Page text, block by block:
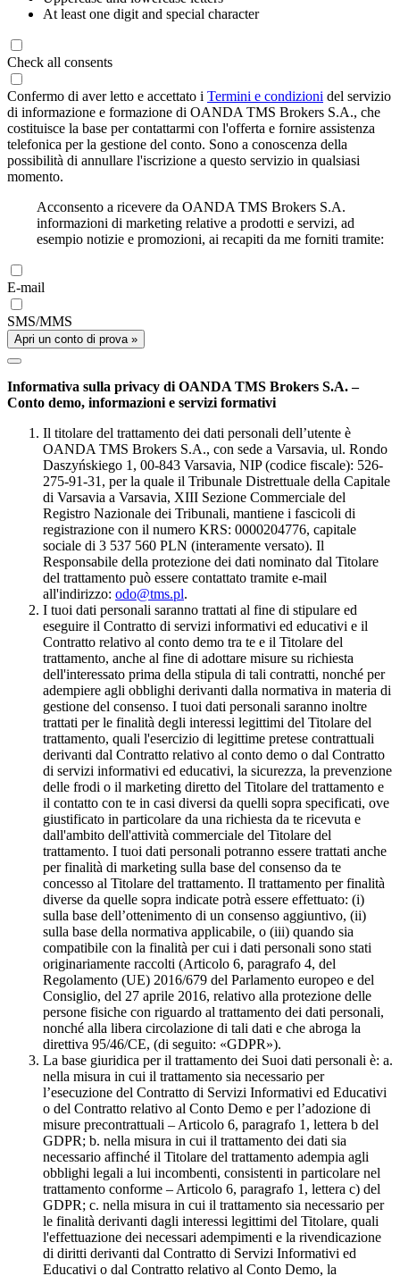
At least one digit and special character
Check all consents
Confermo di aver letto e accettato i Termini e condizioni del servizio
di informazione e formazione di OANDA TMS Brokers S.A., che
costituisce la base per contattarmi con l'offerta e fornire assistenza
telefonica per la gestione del conto. Sono a conoscenza della
possibilità di annullare l'iscrizione a questo servizio in qualsiasi
momento.
Acconsento a ricevere da OANDA TMS Brokers S.A.
informazioni di marketing relative a prodotti e servizi, ad
esempio notizie e promozioni, ai recapiti da me forniti tramite:
E-mail
SMS/MMS
Apri un conto di prova »
Informativa sulla privacy di OANDA TMS Brokers S.A. –
Conto demo, informazioni e servizi formativi
Il titolare del trattamento dei dati personali dell’utente è
OANDA TMS Brokers S.A., con sede a Varsavia, ul. Rondo
Daszyńskiego 1, 00-843 Varsavia, NIP (codice fiscale): 526-
275-91-31, per la quale il Tribunale Distrettuale della Capitale
di Varsavia a Varsavia, XIII Sezione Commerciale del
Registro Nazionale dei Tribunali, mantiene i fascicoli di
registrazione con il numero KRS: 0000204776, capitale
sociale di 3 537 560 PLN (interamente versato). Il
Responsabile della protezione dei dati nominato dal Titolare
del trattamento può essere contattato tramite e-mail
all'indirizzo: odo@tms.pl.
I tuoi dati personali saranno trattati al fine di stipulare ed
eseguire il Contratto di servizi informativi ed educativi e il
Contratto relativo al conto demo tra te e il Titolare del
trattamento, anche al fine di adottare misure su richiesta
dell'interessato prima della stipula di tali contratti, nonché per
adempiere agli obblighi derivanti dalla normativa in materia di
gestione del consenso. I tuoi dati personali saranno inoltre
trattati per le finalità degli interessi legittimi del Titolare del
trattamento, quali l'esercizio di legittime pretese contrattuali
derivanti dal Contratto relativo al conto demo o dal Contratto
di servizi informativi ed educativi, la sicurezza, la prevenzione
delle frodi o il marketing diretto del Titolare del trattamento e
il contatto con te in casi diversi da quelli sopra specificati, ove
giustificato in particolare da una richiesta da te ricevuta e
dall'ambito dell'attività commerciale del Titolare del
trattamento. I tuoi dati personali potranno essere trattati anche
per finalità di marketing sulla base del consenso da te
concesso al Titolare del trattamento. Il trattamento per finalità
diverse da quelle sopra indicate potrà essere effettuato: (i)
sulla base dell’ottenimento di un consenso aggiuntivo, (ii)
sulla base della normativa applicabile, o (iii) quando sia
compatibile con la finalità per cui i dati personali sono stati
originariamente raccolti (Articolo 6, paragrafo 4, del
Regolamento (UE) 2016/679 del Parlamento europeo e del
Consiglio, del 27 aprile 2016, relativo alla protezione delle
persone fisiche con riguardo al trattamento dei dati personali,
nonché alla libera circolazione di tali dati e che abroga la
direttiva 95/46/CE, (di seguito: «GDPR»).
La base giuridica per il trattamento dei Suoi dati personali è: a.
nella misura in cui il trattamento sia necessario per
l’esecuzione del Contratto di Servizi Informativi ed Educativi
o del Contratto relativo al Conto Demo e per l’adozione di
misure precontrattuali – Articolo 6, paragrafo 1, lettera b del
GDPR; b. nella misura in cui il trattamento dei dati sia
necessario affinché il Titolare del trattamento adempia agli
obblighi legali a lui incombenti, consistenti in particolare nel
trattamento conforme – Articolo 6, paragrafo 1, lettera c) del
GDPR; c. nella misura in cui il trattamento sia necessario per
le finalità derivanti dagli interessi legittimi del Titolare, quali
l'effettuazione dei necessari adempimenti e la rivendicazione
di diritti derivanti dal Contratto di Servizi Informativi ed
Educativi o dal Contratto relativo al Conto Demo, la